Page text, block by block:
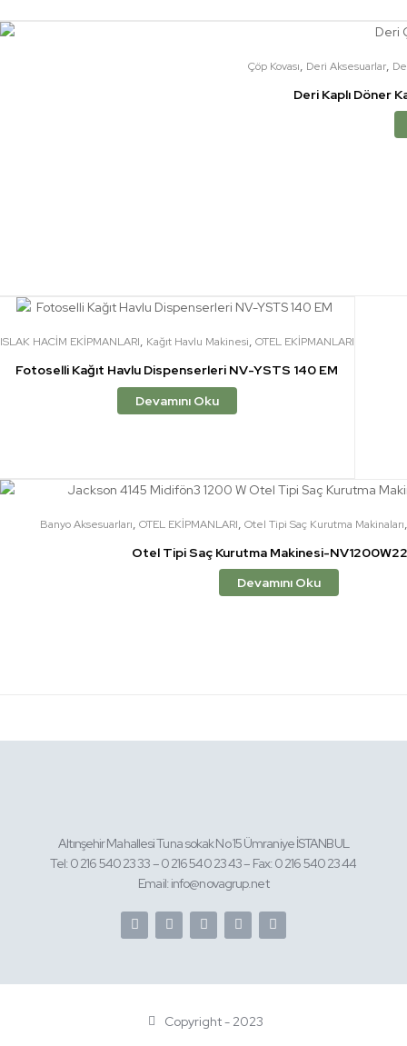
Çöp Kovası Deri Aksesuarlar,
Deri Kaplı Döner
ISLAK HACİM EKİPMANLARI, Kağıt Havlu Makinesi, OTEL EKİPMANLARI
Fotoselli Kağıt Havlu Dispenserleri NV-YSTS 140 EM
Devamını Oku
Banyo Aksesuarları OTEL EKİPMANLARI Otel Tipi Saç Kurutma Makinaları
Otel Tipi Saç Kurutma Makinesi-
Devamını Oku
Altınşehir Mahallesi Tuna sokak No 15 Ümraniye İSTANBUL
Tel: 0 216 540 23 33 – 0 216 540 23 43 – Fax: 0 216 540 23 44
Email: info@novagrup.net
Copyright - 2023